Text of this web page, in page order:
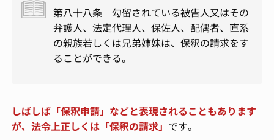
第八十八条 勾留されている被告人又はその
弁護人、法定代理人、保佐人、配偶者、直系
の親族若しくは兄弟姉妹は、保釈の請求をす
ることができる。
しばしば「保釈申請」などと表現されることもあります
が、法令上正しくは「保釈の請求」 です。